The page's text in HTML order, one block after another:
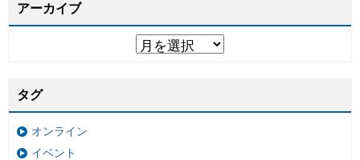
アーカイブ
タグ
オンライン
イベント